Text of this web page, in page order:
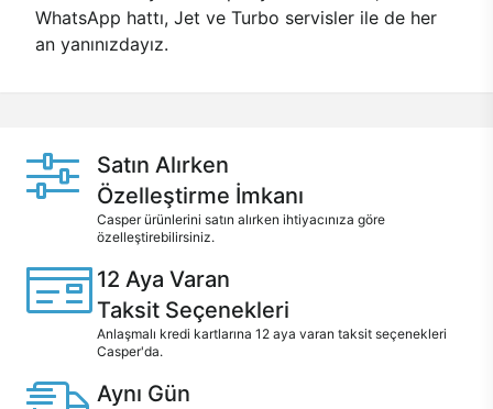
WhatsApp hattı, Jet ve Turbo servisler ile de her
an yanınızdayız.
Satın Alırken
Özelleştirme İmkanı
Casper ürünlerini satın alırken ihtiyacınıza göre
özelleştirebilirsiniz.
12 Aya Varan
Taksit Seçenekleri
Anlaşmalı kredi kartlarına 12 aya varan taksit seçenekleri
Casper'da.
Aynı Gün